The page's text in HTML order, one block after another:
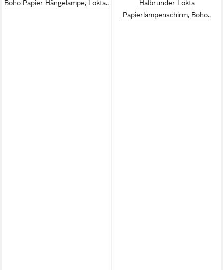
Boho Papier Hängelampe, Lokta..
Halbrunder Lokta
Papierlampenschirm, Boho..